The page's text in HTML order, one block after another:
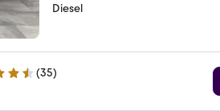
Diesel
(35)